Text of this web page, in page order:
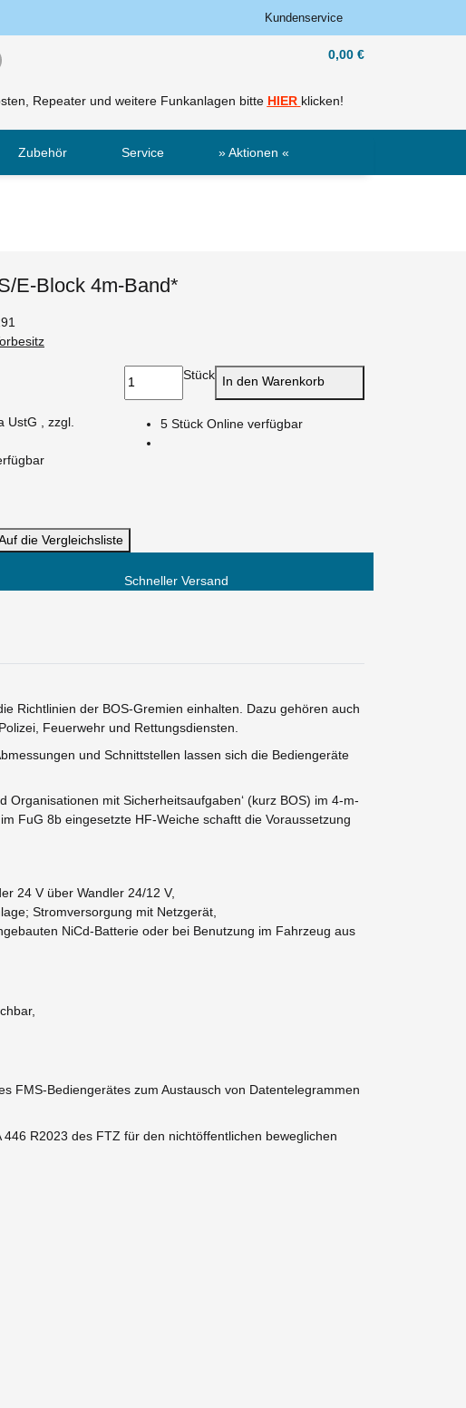
Kundenservice
0,00 €
Repeater und weitere Funkanlagen bitte HIER klicken!
Zubehör Service » Aktionen «
E-Block 4m-Band*
UstG , zzgl.
Stück In den Warenkorb
5 Stück Online verfügbar
die Vergleichsliste
Schneller Versand
Richtlinien der BOS-Gremien einhalten. Dazu gehören auch
Feuerwehr und Rettungsdiensten.
und Schnittstellen lassen sich die Bediengeräte
mit Sicherheitsaufgaben‘ (kurz BOS) im 4-m-
FuG 8b eingesetzte HF-Weiche schaftt die Voraussetzung
24 V über Wandler 24/12 V,
Stromversorgung mit Netzgerät,
NiCd-Batterie oder bei Benutzung im Fahrzeug aus
FMS-Bediengerätes zum Austausch von Datentelegrammen
R2023 des FTZ für den nichtöffentlichen beweglichen